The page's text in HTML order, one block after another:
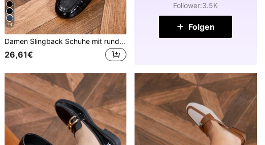
14
Damen Slingback Schuhe mit runder Zehenpartie, Schleife und Fersenriemen, flache Schuhe mit niedrigem Blockabsatz, bequeme schwarze Mule Schuhe für Pendeln, Party, Urlaub, Loafers
26,61€
Follower:3.5K
Folgen